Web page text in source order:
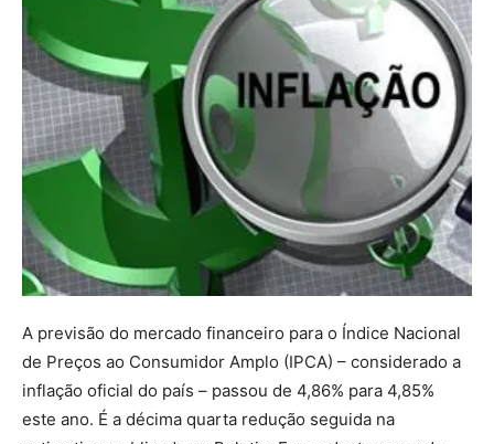
A previsão do mercado financeiro para o Índice Nacional
de Preços ao Consumidor Amplo (IPCA) – considerado a
inflação oficial do país – passou de 4,86% para 4,85%
este ano. É a décima quarta redução seguida na